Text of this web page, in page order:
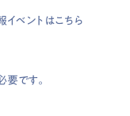
ベントはこちら
です。